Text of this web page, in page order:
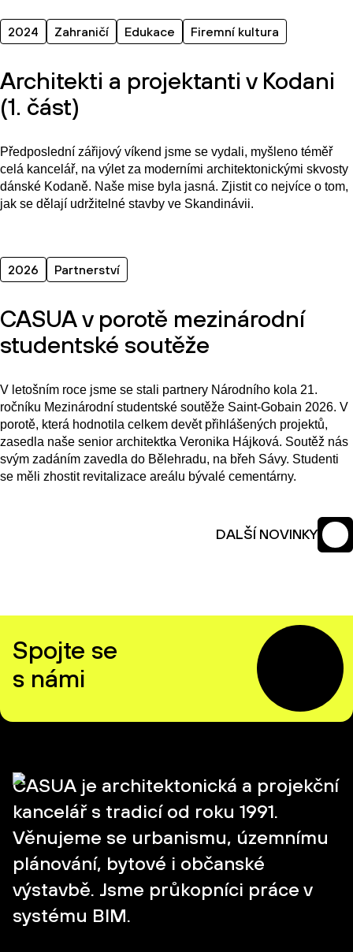
2024 Zahraničí Edukace Firemní kultura
Architekti a projektanti v Kodani
(1. část)
Předposlední zářijový víkend jsme se vydali, myšleno téměř
celá kancelář, na výlet za moderními architektonickými skvosty
dánské Kodaně. Naše mise byla jasná. Zjistit co nejvíce o tom,
jak se dělají udržitelné stavby ve Skandinávii.
2026 Partnerství
CASUA v porotě mezinárodní
studentské soutěže
V letošním roce jsme se stali partnery Národního kola 21.
ročníku Mezinárodní studentské soutěže Saint-Gobain 2026. V
porotě, která hodnotila celkem devět přihlášených projektů,
zasedla naše senior architektka Veronika Hájková. Soutěž nás
svým zadáním zavedla do Bělehradu, na břeh Sávy. Studenti
se měli zhostit revitalizace areálu bývalé cementárny.
DALŠÍ NOVINKY
Spojte se
s námi
CASUA je architektonická a projekční
kancelář s tradicí od roku 1991.
Věnujeme se urbanismu, územnímu
plánování, bytové i občanské
výstavbě. Jsme průkopníci práce v
systému BIM.